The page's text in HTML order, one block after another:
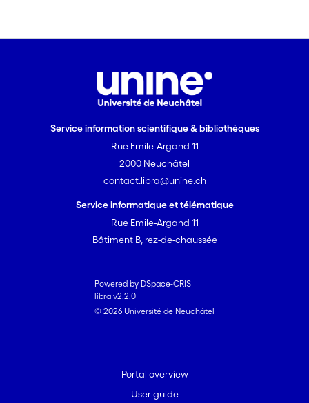
Service information scientifique & bibliothèques
Rue Emile-Argand 11
2000 Neuchâtel
contact.libra@unine.ch
Service informatique et télématique
Rue Emile-Argand 11
Bâtiment B, rez-de-chaussée
Powered by DSpace-CRIS
libra v2.2.0
© 2026 Université de Neuchâtel
Portal overview
User guide